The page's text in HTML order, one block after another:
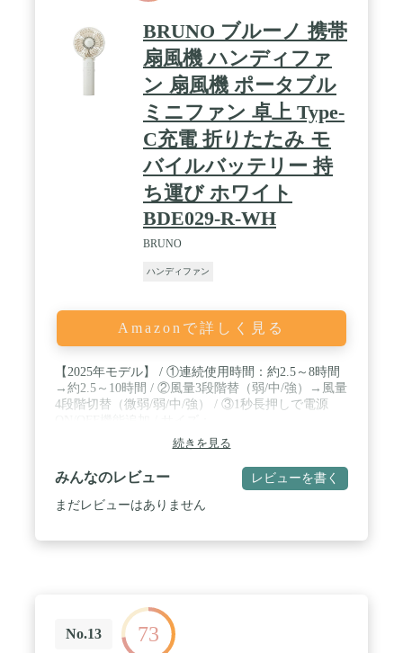
発によるリスクを回避するため、長時間のテストを
行い、安全PCB回路基板を内蔵し、 独立したリチウ
ム電池を採用し、過充電、過放電、短絡を回避し、
使用寿命を延長しながら危険性も回避します。安全
保護設計でお客様は安心してご利用いただけます。
💦なお、ハンディファンの前カバーが本体から簡単
に取り外し可能、季節の終わりに羽根にあるホコリ
や汚れなどをきれいに掃除して、来年の夏でも気持
ちよく使えるように丁寧にお手入れをしてあげまし
ょう。ご注意：お手入れ方法は付属の説明書をご参
BRUNO ブルーノ 携帯
扇風機 ハンディファ
ン 扇風機 ポータブル
ミニファン 卓上 Type-
C充電 折りたたみ モ
バイルバッテリー 持
ち運び ホワイト
BDE029-R-WH
BRUNO
ハンディファン
Amazonで詳しく見る
【2025年モデル】 / ①連続使用時間：約2.5～8時間
→約2.5～10時間 / ②風量3段階替（弱/中/強）→風量
4段階切替（微弱/弱/中/強） / ③1秒長押しで電源
W105mm×H225mm×D40mm
続きを見る
みんなのレビュー レビューを書く
まだレビューはありません
No.13 73